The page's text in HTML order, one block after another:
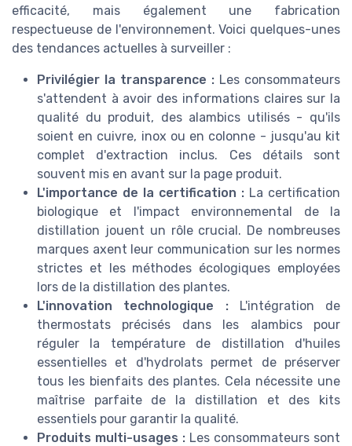
efficacité, mais également une fabrication
respectueuse de l'environnement. Voici quelques-unes
des tendances actuelles à surveiller :
Privilégier la transparence : Les consommateurs
s'attendent à avoir des informations claires sur la
qualité du produit, des alambics utilisés - qu'ils
soient en cuivre, inox ou en colonne - jusqu'au kit
complet d'extraction inclus. Ces détails sont
souvent mis en avant sur la page produit.
L'importance de la certification : La certification
biologique et l'impact environnemental de la
distillation jouent un rôle crucial. De nombreuses
marques axent leur communication sur les normes
strictes et les méthodes écologiques employées
lors de la distillation des plantes.
L'innovation technologique :L'intégration de
thermostats précisés dans les alambics pour
réguler la température de distillation d'huiles
essentielles et d'hydrolats permet de préserver
tous les bienfaits des plantes. Cela nécessite une
maîtrise parfaite de la distillation et des kits
essentiels pour garantir la qualité.
Produits multi-usages : Les consommateurs sont